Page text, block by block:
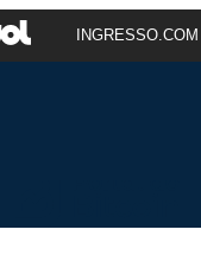
INGRESSO.COM